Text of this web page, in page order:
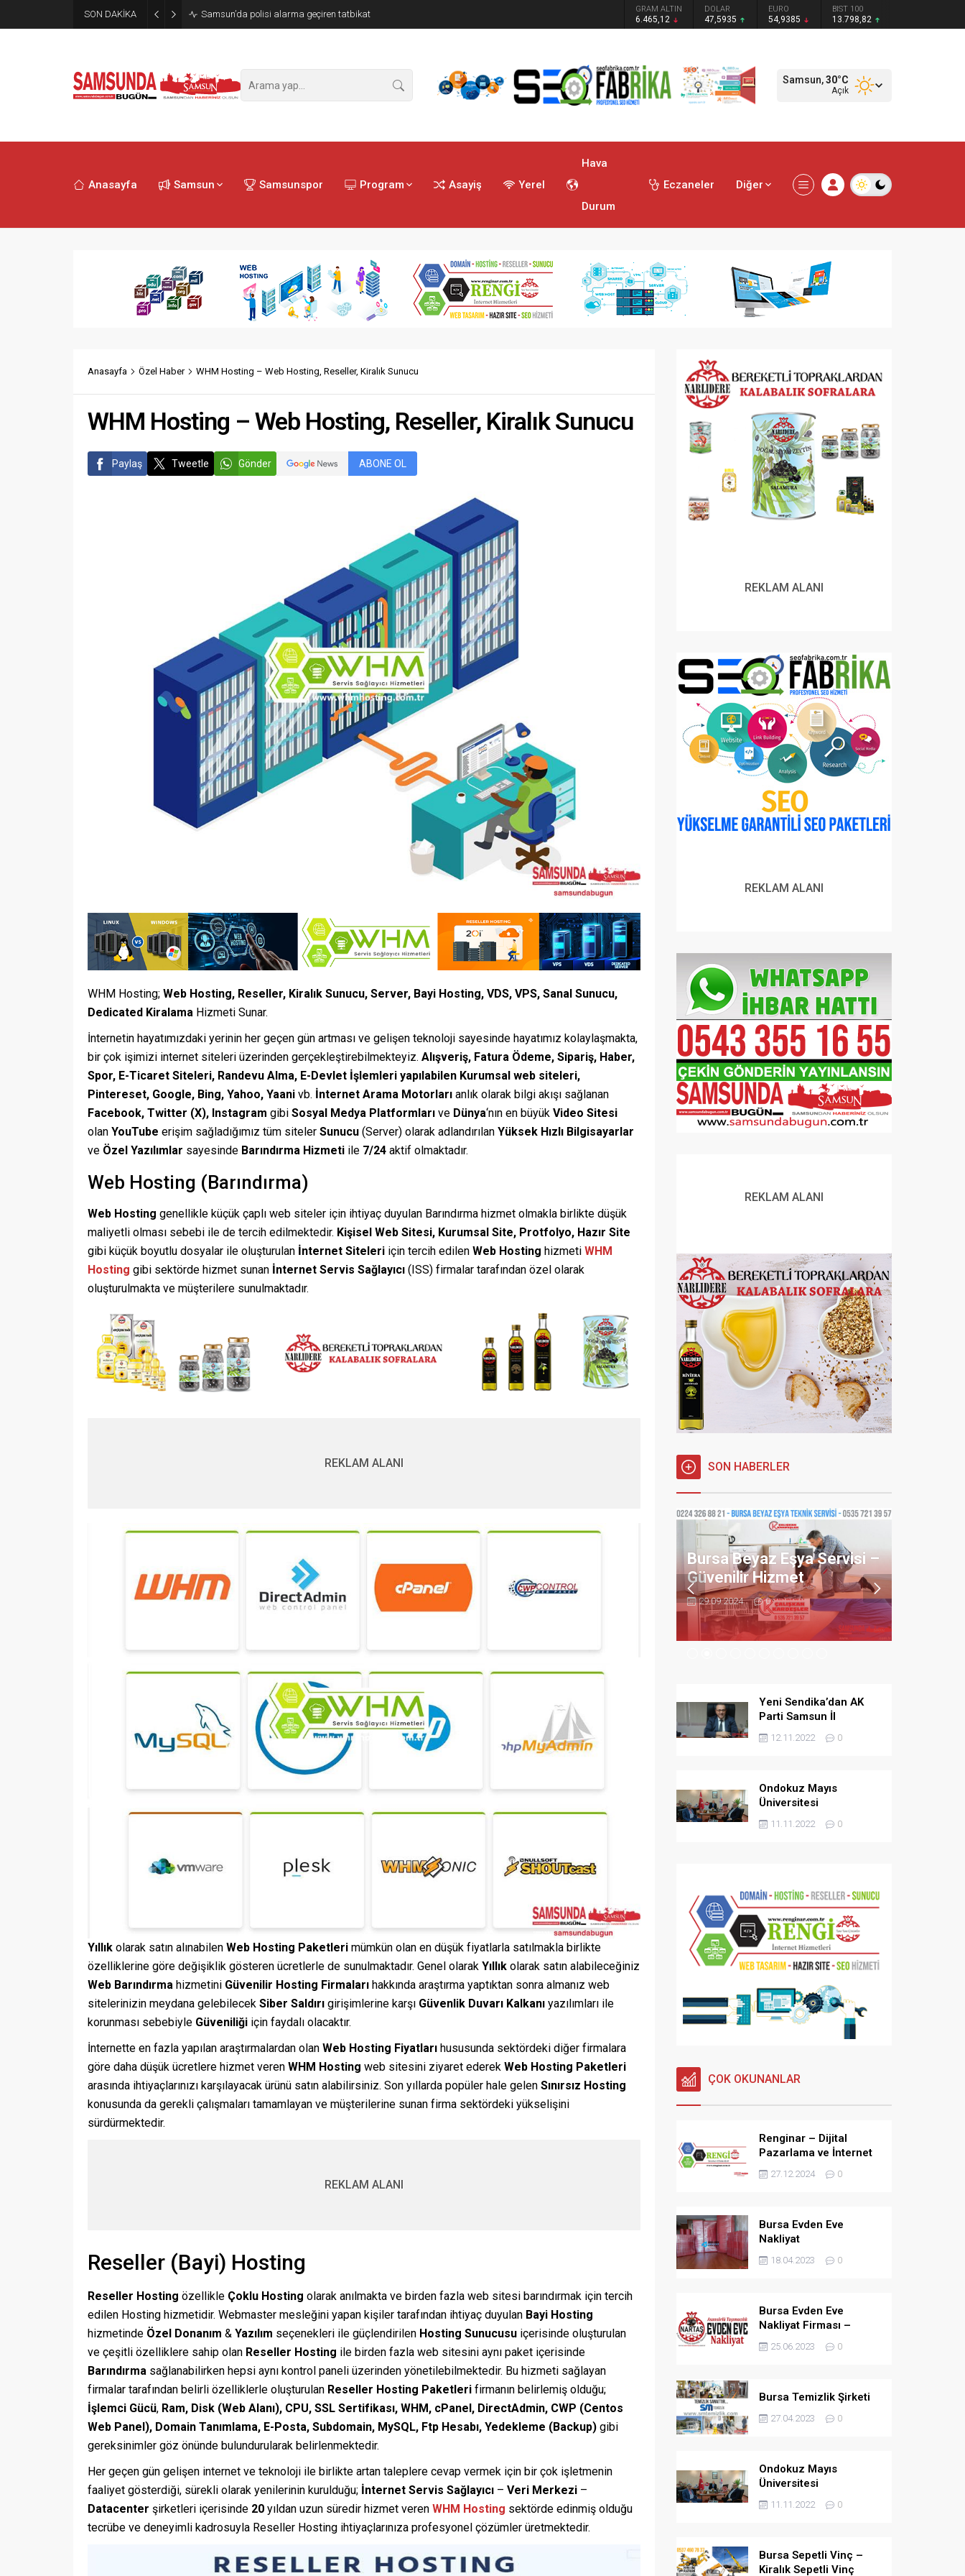
SON DAKİKA Samsun’da polisi alarma geçiren tatbikat GRAM ALTIN
6.465,12
DOLAR
47,5935
EURO
54,9385
BIST 100
13.798,82
Samsun,30°C
Açık
Anasayfa Samsun Samsunspor Program Asayiş Yerel
Hava
Durum
Eczaneler Diğer
Anasayfa Özel Haber WHM Hosting – Web Hosting, Reseller, Kiralık Sunucu
WHM Hosting – Web Hosting, Reseller, Kiralık Sunucu
Paylaş Tweetle Gönder ABONE OL
WHM Hosting; Web Hosting, Reseller, Kiralık Sunucu, Server, Bayi Hosting, VDS, VPS, Sanal Sunucu,
Dedicated Kiralama Hizmeti Sunar.
İnternetin hayatımızdaki yerinin her geçen gün artması ve gelişen teknoloji sayesinde hayatımız kolaylaşmakta,
bir çok işimizi internet siteleri üzerinden gerçekleştirebilmekteyiz. Alışveriş, Fatura Ödeme, Sipariş, Haber,
Spor, E-Ticaret Siteleri, Randevu Alma, E-Devlet İşlemleri yapılabilen Kurumsal web siteleri,
Pintereset, Google, Bing, Yahoo, Yaani vb. İnternet Arama Motorları anlık olarak bilgi akışı sağlanan
Facebook, Twitter (X), Instagram gibi Sosyal Medya Platformları ve Dünya‘nın en büyük Video Sitesi
olan YouTube erişim sağladığımız tüm siteler Sunucu (Server) olarak adlandırılan Yüksek Hızlı Bilgisayarlar
ve Özel Yazılımlar sayesinde Barındırma Hizmeti ile 7/24 aktif olmaktadır.
Web Hosting (Barındırma)
Web Hosting genellikle küçük çaplı web siteler için ihtiyaç duyulan Barındırma hizmet olmakla birlikte düşük
maliyetli olması sebebi ile de tercih edilmektedir. Kişisel Web Sitesi, Kurumsal Site, Protfolyo, Hazır Site
gibi küçük boyutlu dosyalar ile oluşturulan İnternet Siteleri için tercih edilen Web Hosting hizmeti WHM
Hosting gibi sektörde hizmet sunan İnternet Servis Sağlayıcı (ISS) firmalar tarafından özel olarak
oluşturulmakta ve müşterilere sunulmaktadır.
REKLAM ALANI
Yıllık olarak satın alınabilen Web Hosting Paketleri mümkün olan en düşük fiyatlarla satılmakla birlikte
özelliklerine göre değişiklik gösteren ücretlerle de sunulmaktadır. Genel olarak Yıllık olarak satın alabileceğiniz
Web Barındırma hizmetini Güvenilir Hosting Firmaları hakkında araştırma yaptıktan sonra almanız web
sitelerinizin meydana gelebilecek Siber Saldırı girişimlerine karşı Güvenlik Duvarı Kalkanı yazılımları ile
korunması sebebiyle Güveniliği için faydalı olacaktır.
İnternette en fazla yapılan araştırmalardan olan Web Hosting Fiyatları hususunda sektördeki diğer firmalara
göre daha düşük ücretlere hizmet veren WHM Hosting web sitesini ziyaret ederek Web Hosting Paketleri
arasında ihtiyaçlarınızı karşılayacak ürünü satın alabilirsiniz. Son yıllarda popüler hale gelen Sınırsız Hosting
konusunda da gerekli çalışmaları tamamlayan ve müşterilerine sunan firma sektördeki yükselişini
sürdürmektedir.
REKLAM ALANI
Reseller (Bayi) Hosting
Reseller Hosting özellikle Çoklu Hosting olarak anılmakta ve birden fazla web sitesi barındırmak için tercih
edilen Hosting hizmetidir. Webmaster mesleğini yapan kişiler tarafından ihtiyaç duyulan Bayi Hosting
hizmetinde Özel Donanım & Yazılım seçenekleri ile güçlendirilen Hosting Sunucusu içerisinde oluşturulan
ve çeşitli özelliklere sahip olan Reseller Hosting ile birden fazla web sitesini aynı paket içerisinde
Barındırma sağlanabilirken hepsi aynı kontrol paneli üzerinden yönetilebilmektedir. Bu hizmeti sağlayan
firmalar tarafından belirli özelliklerle oluşturulan Reseller Hosting Paketleri firmanın belirlemiş olduğu;
İşlemci Gücü, Ram, Disk (Web Alanı), CPU, SSL Sertifikası, WHM, cPanel, DirectAdmin, CWP (Centos
Web Panel), Domain Tanımlama, E-Posta, Subdomain, MySQL, Ftp Hesabı, Yedekleme (Backup) gibi
gereksinimler göz önünde bulundurularak belirlenmektedir.
Her geçen gün gelişen internet ve teknoloji ile birlikte artan taleplere cevap vermek için bir çok işletmenin
faaliyet gösterdiği, sürekli olarak yenilerinin kurulduğu; İnternet Servis Sağlayıcı – Veri Merkezi –
Datacenter şirketleri içerisinde 20 yıldan uzun süredir hizmet veren WHM Hosting sektörde edinmiş olduğu
tecrübe ve deneyimli kadrosuyla Reseller Hosting ihtiyaçlarınıza profesyonel çözümler üretmektedir.
REKLAM ALANI
REKLAM ALANI
REKLAM ALANI
SON HABERLER
Bursa Evden Eve Nakliyat
Samsun Eczacı Odasından
Basın Açıklaması
02.02.2023 0
Renginar – Dijital
27.12.2024 0
Bursa Beyaz Eşya Servisi –
Güvenilir Hizmet
29.09.2024 0
Yeni Sendika’dan AK
Parti Samsun İl
Başkanlığına Ziyaret
12.11.2022 0
Ondokuz Mayıs
Üniversitesi
Hastanesine 96 Puan
11.11.2022 0
ÇOK OKUNANLAR
Renginar – Dijital
Pazarlama ve İnternet
Hizmetleri
27.12.2024 0
Bursa Evden Eve
Nakliyat
18.04.2023 0
Bursa Evden Eve
Nakliyat Firması –
NARTAŞ
25.06.2023 0
Bursa Temizlik Şirketi
27.04.2023 0
Ondokuz Mayıs
Üniversitesi
Hastanesine 96 Puan
11.11.2022 0
Bursa Sepetli Vinç –
Kiralık Sepetli Vinç